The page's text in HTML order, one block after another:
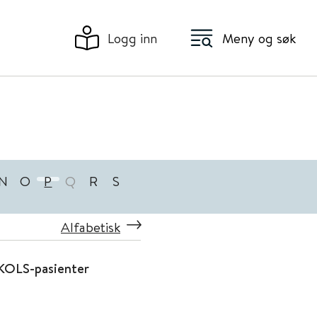
Logg inn Meny og søk
O P Q R S
Alfabetisk
pasienter